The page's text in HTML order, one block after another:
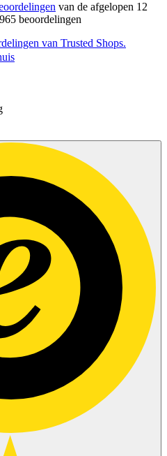
van de afgelopen 12
beoordelingen
van Trusted Shops.